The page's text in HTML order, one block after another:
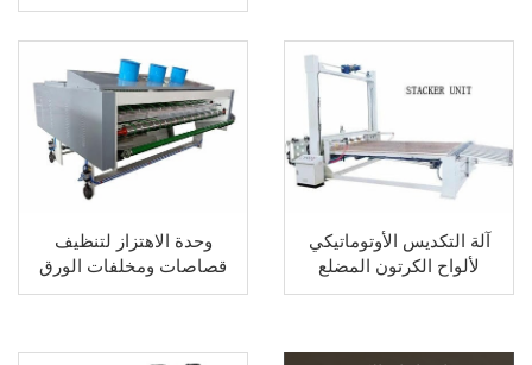
آلة التكديس الأوتوماتيكي
لألواح الكرتون المضلع
وحدة الاهتزاز لتنظيف
قصاصات ومخلفات الورق